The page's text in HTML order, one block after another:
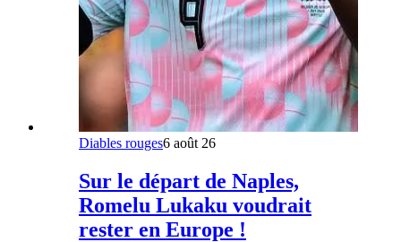
Diables rouges6 août 26
Sur le départ de Naples,
Romelu Lukaku voudrait
rester en Europe !